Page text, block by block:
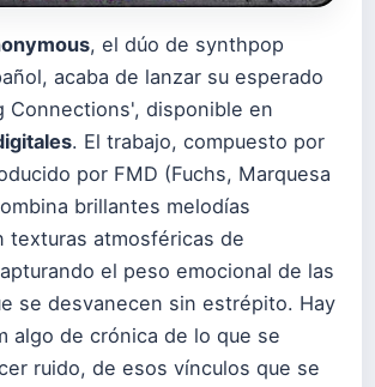
, el dúo de synthpop
acaba de lanzar su esperado
Connections', disponible en
. El trabajo, compuesto por
por FMD (Fuchs, Marquesa
brillantes melodías
texturas atmosféricas de
el peso emocional de las
se desvanecen sin estrépito. Hay
algo de crónica de lo que se
ruido, de esos vínculos que se